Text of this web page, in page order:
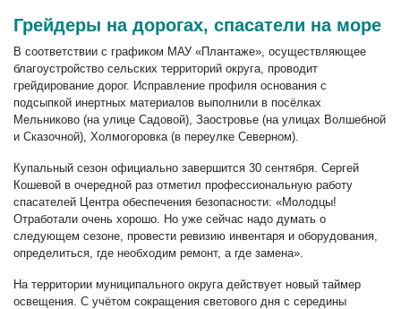
Грейдеры на дорогах, спасатели на море
В соответствии с графиком МАУ «Плантаже», осуществляющее
благоустройство сельских территорий округа, проводит
грейдирование дорог. Исправление профиля основания с
подсыпкой инертных материалов выполнили в посёлках
Мельниково (на улице Садовой), Заостровье (на улицах Волшебной
и Сказочной), Холмогоровка (в переулке Северном).
Купальный сезон официально завершится 30 сентября. Сергей
Кошевой в очередной раз отметил профессиональную работу
спасателей Центра обеспечения безопасности: «Молодцы!
Отработали очень хорошо. Но уже сейчас надо думать о
следующем сезоне, провести ревизию инвентаря и оборудования,
определиться, где необходим ремонт, а где замена».
На территории муниципального округа действует новый таймер
освещения. С учётом сокращения светового дня с середины